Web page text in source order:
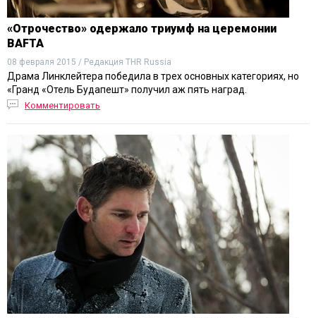
«Отрочество» одержало триумф на церемонии
BAFTA
08 февраля 2015 / Редакция THR Russia
Драма Линклейтера победила в трех основных категориях, но
«Гранд «Отель Будапешт» получил аж пять наград.
Комментировать